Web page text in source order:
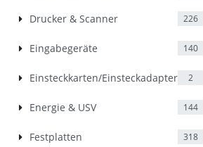
Drucker & Scanner 226
Eingabegeräte 140
Einsteckkarten/Einsteckadapter 2
Energie & USV 144
Festplatten 318